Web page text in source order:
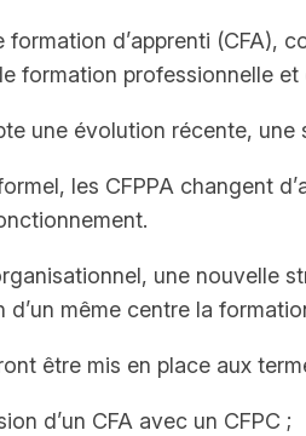
formation d’apprenti (CFA),
formation professionnelle
une évolution récente,
les CFPPA changent
une nouvelle
d’un même centre la
être mis en place aux
d’un CFA avec un CFPC ;